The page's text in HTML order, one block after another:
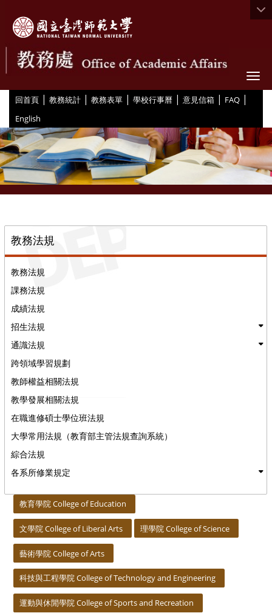
回首頁 | 教務統計 | 教務表單 | 學校行事曆 | 意見信箱 | FAQ |
English
教務法規
教務法規
課務法規
成績法規
招生法規
通識法規
跨領域學習規劃
教師權益相關法規
教學發展相關法規
在職進修碩士學位班法規
大學常用法規（教育部主管法規查詢系統）
綜合法規
各系所修業規定
教育學院 College of Education
文學院 College of Liberal Arts 理學院 College of Science
藝術學院 College of Arts
科技與工程學院 College of Technology and Engineering
運動與休閒學院 College of Sports and Recreation